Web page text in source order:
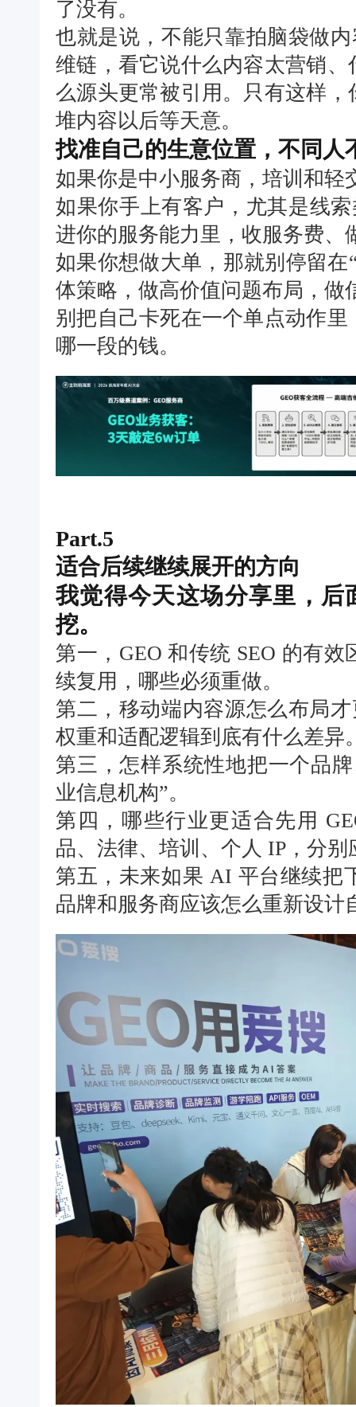
了没有。
也就是说，不能只靠拍脑袋做
维链，看它说什么内容太营销
么源头更常被引用。只有这样
堆内容以后等天意。
找准自己的生意位置，不同人
如果你是中小服务商，培训和轻
如果你手上有客户，尤其是线
进你的服务能力里，收服务费、
如果你想做大单，那就别停留
体策略，做高价值问题布局，
别把自己卡死在一个单点动作
哪一段的钱。
Part.5
适合后续继续展开的方向
我觉得今天这场分享里，
挖。
第一，GEO 和传统 SEO 的有
续复用，哪些必须重做。
第二，移动端内容源怎么布局
权重和适配逻辑到底有什么差异
第三，怎样系统性地把一个品
业信息机构”。
第四，哪些行业更适合先用
品、法律、培训、个人 IP，分别
第五，未来如果 AI 平台继续把
品牌和服务商应该怎么重新设计